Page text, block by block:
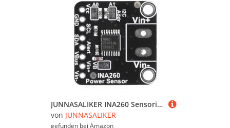
JUNNASALIKER INA260 Sensorierungsmodul Mit Hoher/niedriger Seitenspannung Mit Niedriger Leistung Für Die Überwachung Von Leistungsmanagement 1% Genauigkeit
von JUNNASALIKER
gefunden bei Amazon